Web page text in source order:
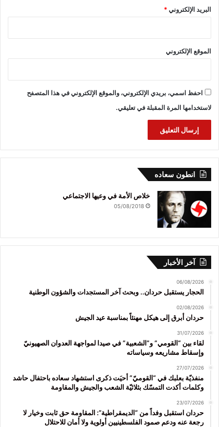
البريد الإلكتروني*
الموقع الإلكتروني
احفظ اسمي، بريدي الإلكتروني، والموقع الإلكتروني في هذا المتصفح
لاستخدامها المرة المقبلة في تعليقي.
انطون سعاده
خلاص الأمة في وعيها الاجتماعي
05/08/2018
آخر الأخبار
06/08/2026
الحجار يستقبل حردان.. وبحث آخر المستجدات والشؤون الوطنية
02/08/2026
حردان أبرق إلى هيكل مهنئاً بمناسبة عيد الجيش
31/07/2026
لقاء بين “القومي” و”الشعبية” في صيدا لمواجهة العدوان الصهيونيّ
وإسقاط مشاريعه وسياساته
27/07/2026
منفذيّة بعلبك في “القوميّ” أحيَت ذكرى استشهاد سعاده باحتفال حاشد
وكلمات أكدت التمسّك بثلاثيّة الشعب والجيش والمقاومة
23/07/2026
حردان استقبل وفداً من “الديمقراطية”: المقاومة حق ثابت وخيار لا
رجعة عنه ودعم صمود الفلسطينيين أولوية ولا أمان للاحتلال